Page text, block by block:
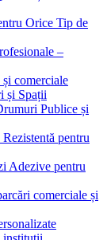
Orice Tip de
–
comerciale
și Spații
Publice și
pentru
Adezive pentru
comerciale și